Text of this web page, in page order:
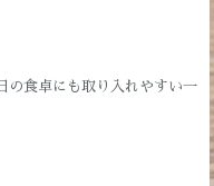
の食卓にも取り入れやすい一